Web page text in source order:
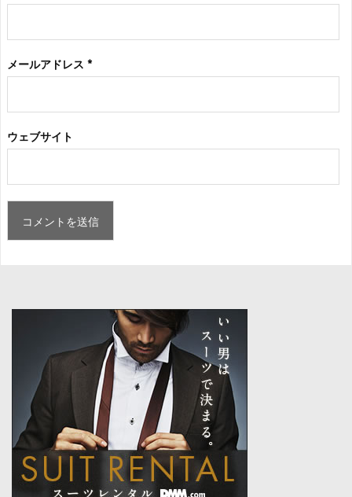
メールアドレス *
ウェブサイト